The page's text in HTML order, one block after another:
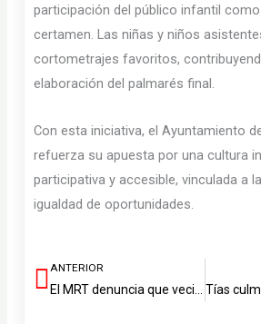
participación del público infantil
certamen. Las niñas y niños
cortometrajes favoritos,
elaboración del palmarés final.
Con esta iniciativa, el Ayuntamiento
refuerza su apuesta por una cultura
participativa y accesible, vinculada a
igualdad de oportunidades.
Ant
ANTERIOR